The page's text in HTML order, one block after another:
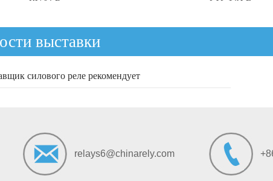
выставки
силового реле рекомендует
relays6@chinarely.com